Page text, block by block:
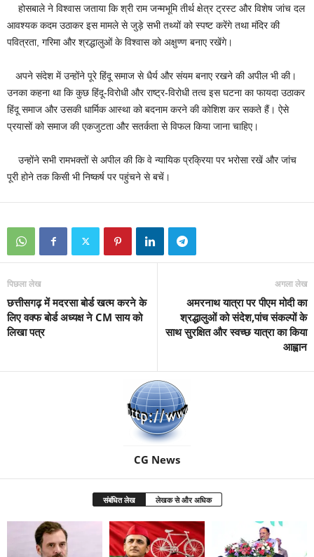
होसबाले ने विश्वास जताया कि श्री राम जन्मभूमि तीर्थ क्षेत्र ट्रस्ट और विशेष जांच दल
आवश्यक कदम उठाकर इस मामले से जुड़े सभी तथ्यों को स्पष्ट करेंगे तथा मंदिर की
पवित्रता, गरिमा और श्रद्धालुओं के विश्वास को अक्षुण्ण बनाए रखेंगे।
अपने संदेश में उन्होंने पूरे हिंदू समाज से धैर्य और संयम बनाए रखने की अपील भी की।
उनका कहना था कि कुछ हिंदू-विरोधी और राष्ट्र-विरोधी तत्व इस घटना का फायदा उठाकर
हिंदू समाज और उसकी धार्मिक आस्था को बदनाम करने की कोशिश कर सकते हैं। ऐसे
प्रयासों को समाज की एकजुटता और सतर्कता से विफल किया जाना चाहिए।
उन्होंने सभी रामभक्तों से अपील की कि वे न्यायिक प्रक्रिया पर भरोसा रखें और जांच
पूरी होने तक किसी भी निष्कर्ष पर पहुंचने से बचें।
पिछला लेख
छत्तीसगढ़ में मदरसा बोर्ड खत्म करने के
लिए वक्फ बोर्ड अध्यक्ष ने CM साय को
लिखा पत्र
अगला लेख
अमरनाथ यात्रा पर पीएम मोदी का
श्रद्धालुओं को संदेश,पांच संकल्पों के
साथ सुरक्षित और स्वच्छ यात्रा का किया
आह्वान
CG News
संबंधित लेख लेखक से और अधिक